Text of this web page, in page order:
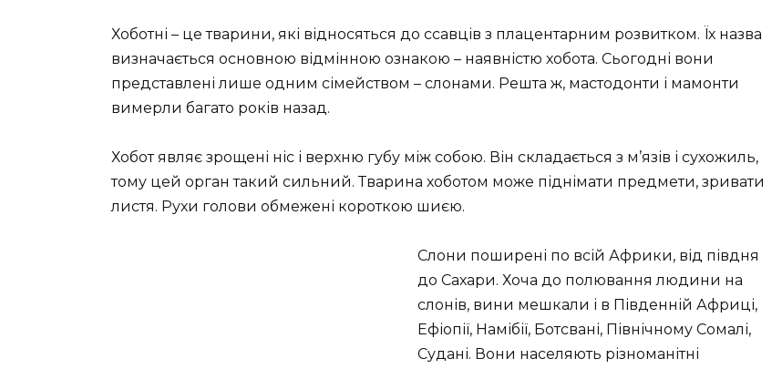
Хоботні – це тварини, які відносяться до ссавців з плацентарним розвитком. Їх назва
визначається основною відмінною ознакою – наявністю хобота. Сьогодні вони
представлені лише одним сімейством – слонами. Решта ж, мастодонти і мамонти
вимерли багато років назад.
Хобот являє зрощені ніс і верхню губу між собою. Він складається з м’язів і сухожиль,
тому цей орган такий сильний. Тварина хоботом може піднімати предмети, зривати
листя. Рухи голови обмежені короткою шиєю.
Слони поширені по всій Африки, від півдня
до Сахари. Хоча до полювання людини на
слонів, вини мешкали і в Південній Африці,
Ефіопії, Намібії, Ботсвані, Північному Сомалі,
Судані. Вони населяють різноманітні